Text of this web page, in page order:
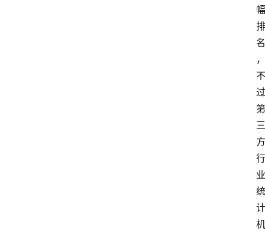
幅
排
名
，
不
过
第
三
方
行
业
统
计
机